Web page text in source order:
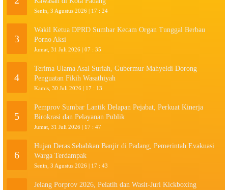
Senin, 3 Agustus 2026 | 17 : 24
3
Wakil Ketua DPRD Sumbar Kecam Organ Tunggal Berbau
Porno Aksi
Jumat, 31 Juli 2026 | 07 : 35
4
Terima Ulama Asal Suriah, Gubermur Mahyeldi Dorong
Penguatan Fikih Wasathiyah
Kamis, 30 Juli 2026 | 17 : 13
5
Pemprov Sumbar Lantik Delapan Pejabat, Perkuat Kinerja
Birokrasi dan Pelayanan Publik
Jumat, 31 Juli 2026 | 17 : 47
6
Hujan Deras Sebabkan Banjir di Padang, Pemerintah Evakuasi
Warga Terdampak
Senin, 3 Agustus 2026 | 17 : 43
Jelang Porprov 2026, Pelatih dan Wasit-Juri Kickboxing